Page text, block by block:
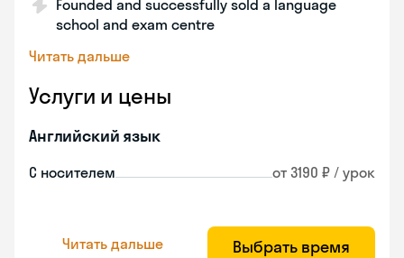
Founded and successfully sold a language
school and exam centre
Читать дальше
Услуги и цены
Английский язык
С носителем от 3190 ₽ / урок
Читать дальше Выбрать время